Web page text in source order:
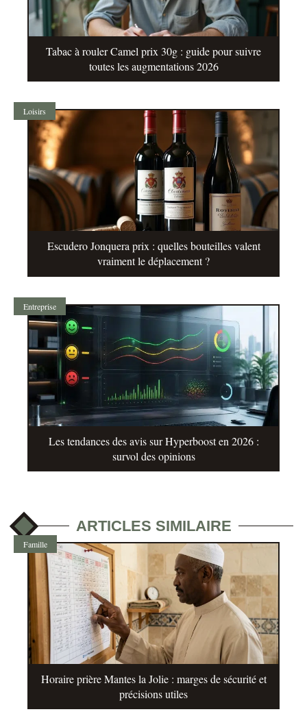
Tabac à rouler Camel prix 30g : guide pour suivre
toutes les augmentations 2026
Loisirs
Escudero Jonquera prix : quelles bouteilles valent
vraiment le déplacement ?
Entreprise
Les tendances des avis sur Hyperboost en 2026 :
survol des opinions
ARTICLES SIMILAIRE
Famille
Horaire prière Mantes la Jolie : marges de sécurité et
précisions utiles